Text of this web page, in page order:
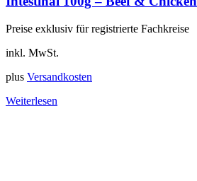
Preise exklusiv für registrierte Fachkreise
inkl. MwSt.
plus Versandkosten
Weiterlesen